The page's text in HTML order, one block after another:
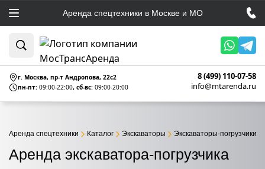
Аренда спецтехники в Москве и МО
г. Москва, пр-т Андропова, 22c2
пн-пт: 09:00-22:00, сб-вс: 09:00-20:00
8 (499) 110-07-58
info@mtarenda.ru
Аренда экскаватора-погрузчика
Аренда спецтехники Каталог Экскаваторы Экскаваторы-погрузчики